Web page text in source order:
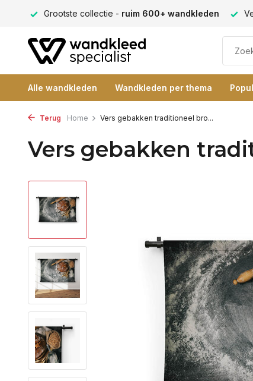
Verschillende formaten -altijd een passende
Alle wandkleden Wandkleden per thema
Terug Home Vers gebakken traditioneel bro...
Vers gebakken